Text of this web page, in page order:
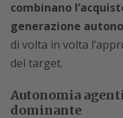
combinano
generazione
di volta in volta
del target.
Autonomia
dominante